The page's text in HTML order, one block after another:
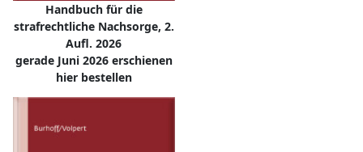
Handbuch für die
strafrechtliche Nachsorge, 2.
Aufl. 2026
gerade Juni 2026 erschienen
hier bestellen